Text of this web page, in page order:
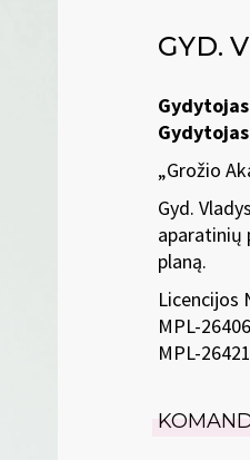
GYD.
„Grožio
Gyd.
aparatinių
planą.
Licencijos
MPL-
MPL-